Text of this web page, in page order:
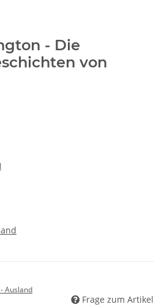
- Die
von
Ausland
Frage zum Artikel